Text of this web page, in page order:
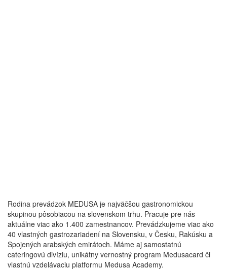
Rodina prevádzok MEDUSA je najväčšou gastronomickou
skupinou pôsobiacou na slovenskom trhu. Pracuje pre nás
aktuálne viac ako 1.400 zamestnancov. Prevádzkujeme viac ako
40 vlastných gastrozariadení na Slovensku, v Česku, Rakúsku a
Spojených arabských emirátoch. Máme aj samostatnú
cateringovú divíziu, unikátny vernostný program Medusacard či
vlastnú vzdelávaciu platformu Medusa Academy.